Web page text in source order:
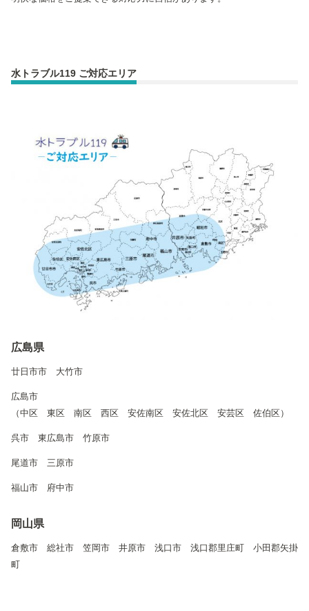
水トラブル119 ご対応エリア
広島県
廿日市市 大竹市
広島市
（中区 東区 南区 西区 安佐南区 安佐北区 安芸区 佐伯区）
呉市 東広島市 竹原市
尾道市 三原市
福山市 府中市
岡山県
倉敷市 総社市 笠岡市 井原市 浅口市 浅口郡里庄町 小田郡矢掛
町